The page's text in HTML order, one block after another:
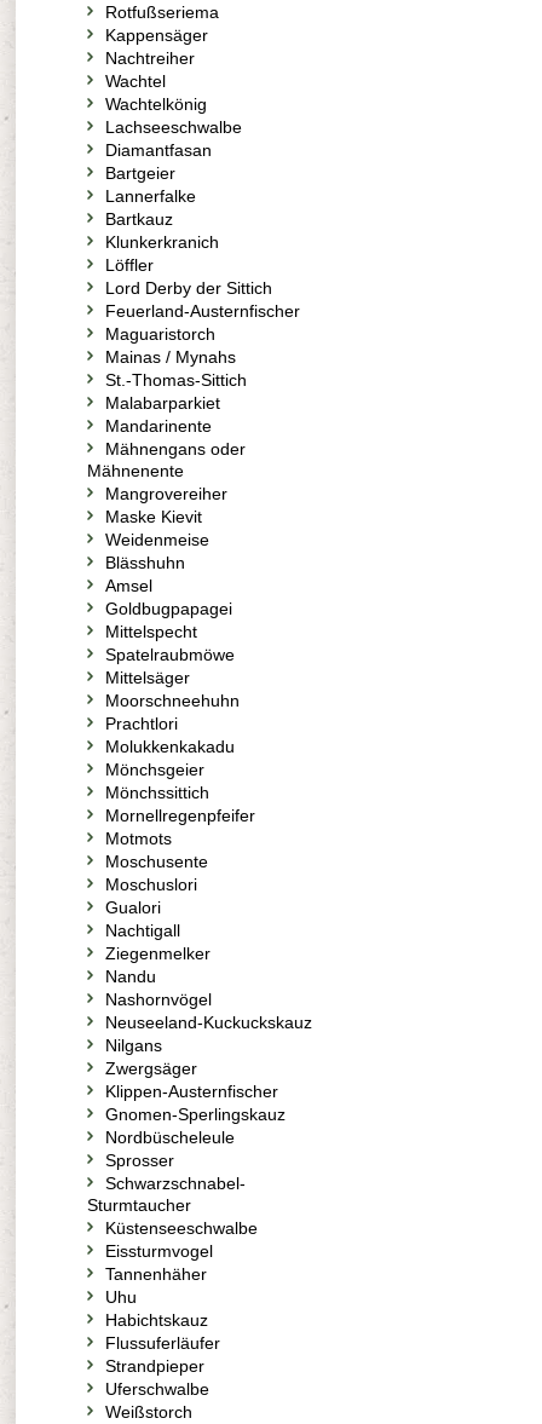
Rotfußseriema
Kappensäger
Nachtreiher
Wachtel
Wachtelkönig
Lachseeschwalbe
Diamantfasan
Bartgeier
Lannerfalke
Bartkauz
Klunkerkranich
Löffler
Lord Derby der Sittich
Feuerland-Austernfischer
Maguaristorch
Mainas / Mynahs
St.-Thomas-Sittich
Malabarparkiet
Mandarinente
Mähnengans oder
Mähnenente
Mangrovereiher
Maske Kievit
Weidenmeise
Blässhuhn
Amsel
Goldbugpapagei
Mittelspecht
Spatelraubmöwe
Mittelsäger
Moorschneehuhn
Prachtlori
Molukkenkakadu
Mönchsgeier
Mönchssittich
Mornellregenpfeifer
Motmots
Moschusente
Moschuslori
Gualori
Nachtigall
Ziegenmelker
Nandu
Nashornvögel
Neuseeland-Kuckuckskauz
Nilgans
Zwergsäger
Klippen-Austernfischer
Gnomen-Sperlingskauz
Nordbüscheleule
Sprosser
Schwarzschnabel-
Sturmtaucher
Küstenseeschwalbe
Eissturmvogel
Tannenhäher
Uhu
Habichtskauz
Flussuferläufer
Strandpieper
Uferschwalbe
Weißstorch